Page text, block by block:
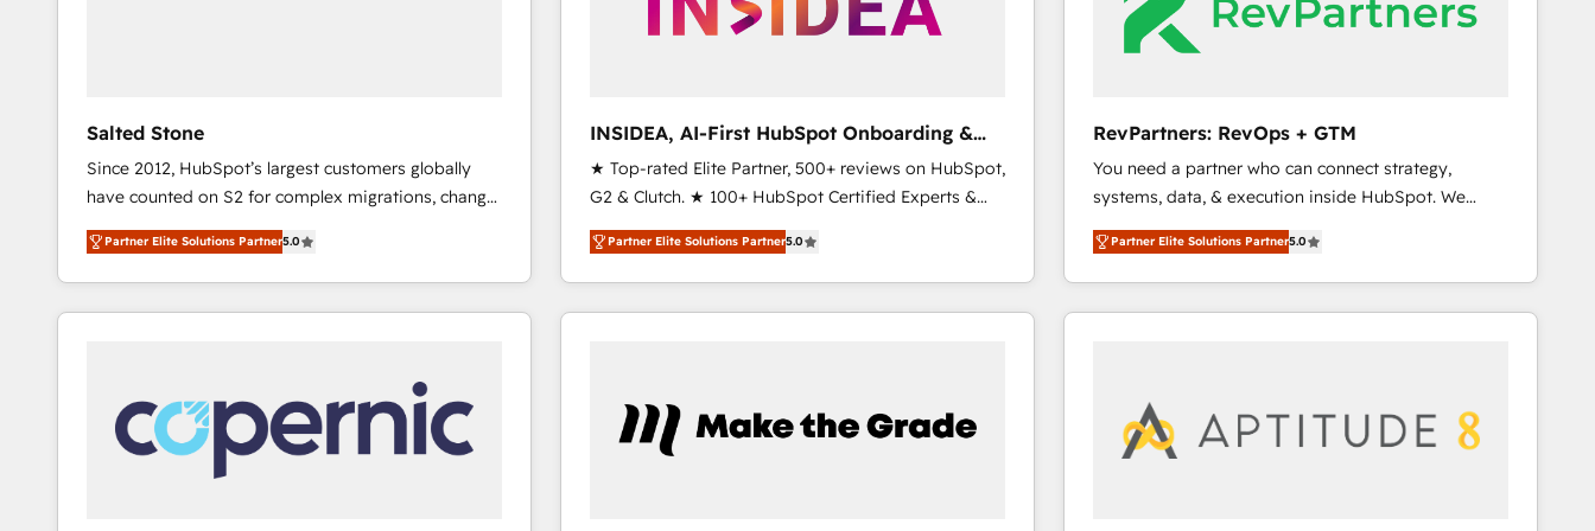
Salted Stone
Since 2012, HubSpot’s largest customers globally
have counted on S2 for complex migrations, change
management, systems integration, and creative
solutions that deliver measurable impact and
transform brand experiences As one of the few full-
service creative agencies in the HubSpot
regionalized HubSpot websites, integrated
marketing campaigns, & RevOps frameworks that
fuel long-term success We connect the entire
customer lifecycle through seamless integrations,
Partner Elite Solutions Partner5.0
INSIDEA, AI-First HubSpot Onboarding &
RevOps
★ Top-rated Elite Partner, 500+ reviews on HubSpot,
G2 & Clutch. ★ 100+ HubSpot Certified Experts &
Trainers across the team ★ 1,500+ implementations
across five continents ★ AI-First, RevOps-led,
Onboarding obsessed ★ Company of the Year
2024/25 INSIDEA helps growing companies turn
your time zone. What we do ➤ Onboarding: Live in
weeks, with workflows built around your business,
Partner Elite Solutions Partner5.0
RevPartners: RevOps + GTM
You need a partner who can connect strategy,
systems, data, & execution inside HubSpot. We
bridge the gap where most agencies fall short by
combining GTM strategy with technical execution to
solve the right problem with the right solution. As the
only firm in the world to hold Elite Partner
market execution. Why B2B Businesses Choose RP: -
Secure: Soc2 compliant 🛡️ - Pricing: Implementations
Partner Elite Solutions Partner5.0